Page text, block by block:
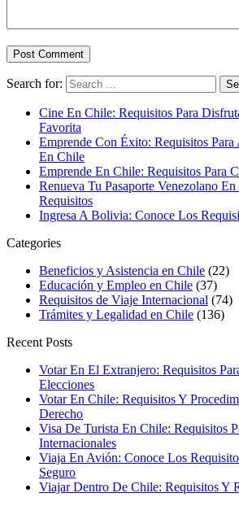
Search for:
Cine En Chile: Requisitos Para
Favorita
Emprende Con Éxito: Requisitos
En Chile
Emprende En Chile: Requisitos Para
Renueva Tu Pasaporte Venezolano
Requisitos
Ingresa A Bolivia: Conoce Los
Categories
Beneficios y Asistencia en Chile (22)
Educación y Empleo en Chile (37)
Requisitos de Viaje Internacional (74)
Trámites y Legalidad en Chile (136)
Recent Posts
Votar En El Extranjero: Requisitos
Elecciones
Votar En Chile: Requisitos Y
Derecho
Visa De Turista En Chile: Requisitos
Internacionales
Viaja En Avión: Conoce Los
Seguro
Viajar Dentro De Chile: Requisitos Y